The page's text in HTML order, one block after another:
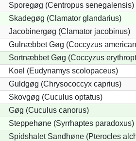
Sporegøg (Centropus senegalensis)
Skadegøg (Clamator glandarius)
Jacobinergøg (Clamator jacobinus)
Gulnæbbet Gøg (Coccyzus
Sortnæbbet Gøg (Coccyzus
Koel (Eudynamys scolopaceus)
Guldgøg (Chrysococcyx caprius)
Skovgøg (Cuculus optatus)
Gøg (Cuculus canorus)
Steppehøne (Syrrhaptes paradoxus)
Spidshalet Sandhøne (Pterocles